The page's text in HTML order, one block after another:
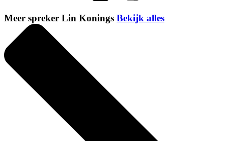
Meer spreker Lin Konings Bekijk alles